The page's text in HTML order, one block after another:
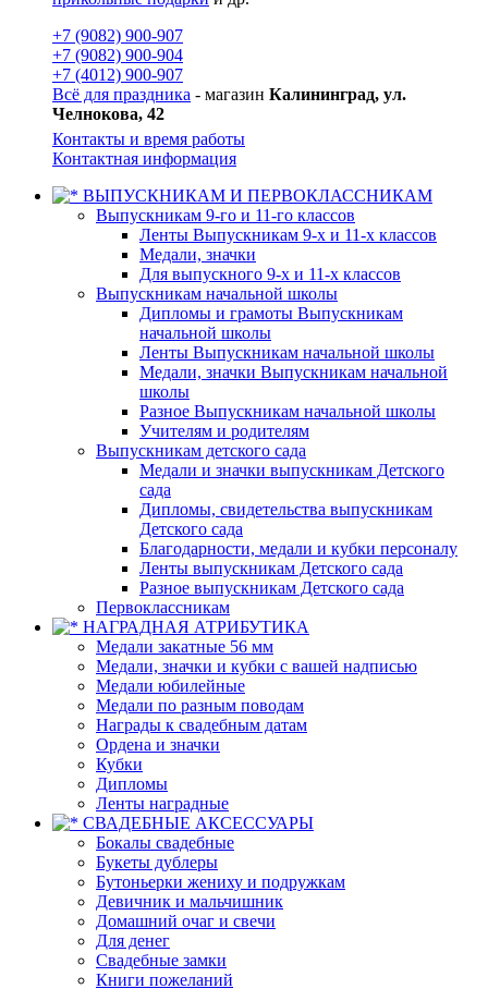
+7 (9082) 900-907
+7 (9082) 900-904
+7 (4012) 900-907
Всё для праздника - магазин Калининград, ул.
Челнокова, 42
Контакты и время работы
Контактная информация
ВЫПУСКНИКАМ И ПЕРВОКЛАССНИКАМ
Выпускникам 9-го и 11-го классов
Ленты Выпускникам 9-х и 11-х классов
Медали, значки
Для выпускного 9-х и 11-х классов
Выпускникам начальной школы
Дипломы и грамоты Выпускникам
начальной школы
Ленты Выпускникам начальной школы
Медали, значки Выпускникам начальной
школы
Разное Выпускникам начальной школы
Учителям и родителям
Выпускникам детского сада
Медали и значки выпускникам Детского
сада
Дипломы, свидетельства выпускникам
Детского сада
Благодарности, медали и кубки персоналу
Ленты выпускникам Детского сада
Разное выпускникам Детского сада
Первоклассникам
НАГРАДНАЯ АТРИБУТИКА
Медали закатные 56 мм
Медали, значки и кубки с вашей надписью
Медали юбилейные
Медали по разным поводам
Награды к свадебным датам
Ордена и значки
Кубки
Дипломы
Ленты наградные
СВАДЕБНЫЕ АКСЕССУАРЫ
Бокалы свадебные
Букеты дублеры
Бутоньерки жениху и подружкам
Девичник и мальчишник
Домашний очаг и свечи
Для денег
Свадебные замки
Книги пожеланий